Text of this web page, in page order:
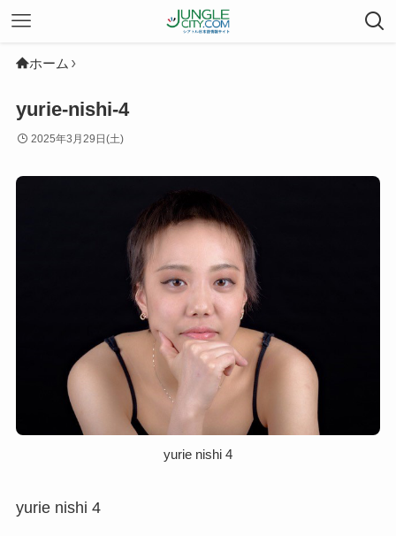
ホーム
yurie-nishi-4
2025年3月29日(土)
yurie nishi 4
yurie nishi 4